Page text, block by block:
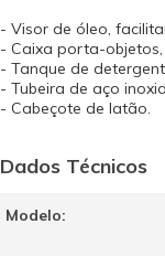
- Visor de óleo,
- Caixa porta-
- Tanque de
- Tubeira de aço
- Cabeçote de latão.
Dados Técnicos
Modelo: